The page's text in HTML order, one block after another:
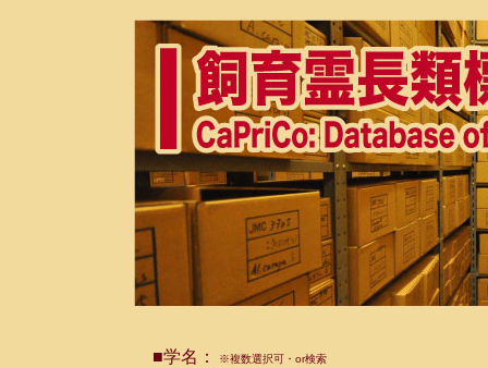
■学名： ※複数選択可・or検索